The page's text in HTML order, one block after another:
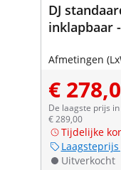
DJ
inklapbaar
Afmetingen
€
De laagste prijs
€ 289,00
Tijdelijke
Uitverkocht